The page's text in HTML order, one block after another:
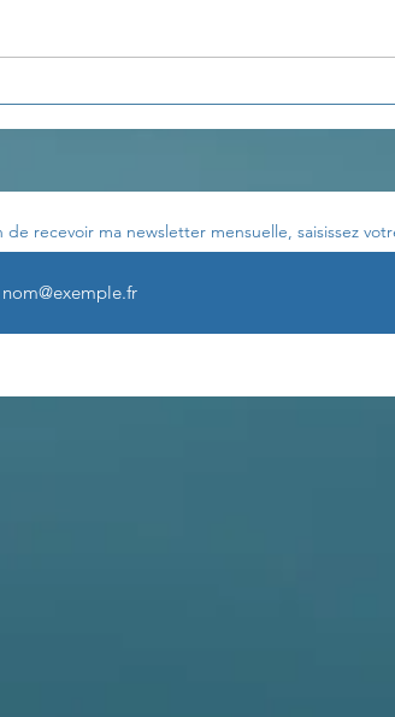
Th. Terestchenko...
de recevoir ma newsletter mensuelle, saisissez